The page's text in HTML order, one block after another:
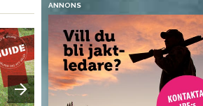
UTRUSTNING
ANNONS